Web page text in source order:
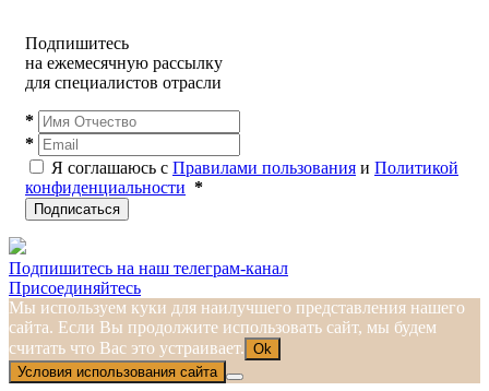
Подпишитесь
на ежемесячную рассылку
для специалистов отрасли
*
*
Я соглашаюсь с Правилами пользования и Политикой
конфиденциальности *
Подписаться
Подпишитесь на наш телеграм-канал
Присоединяйтесь
Мы используем куки для наилучшего представления нашего
сайта. Если Вы продолжите использовать сайт, мы будем
считать что Вас это устраивает. Ok
Условия использования сайта